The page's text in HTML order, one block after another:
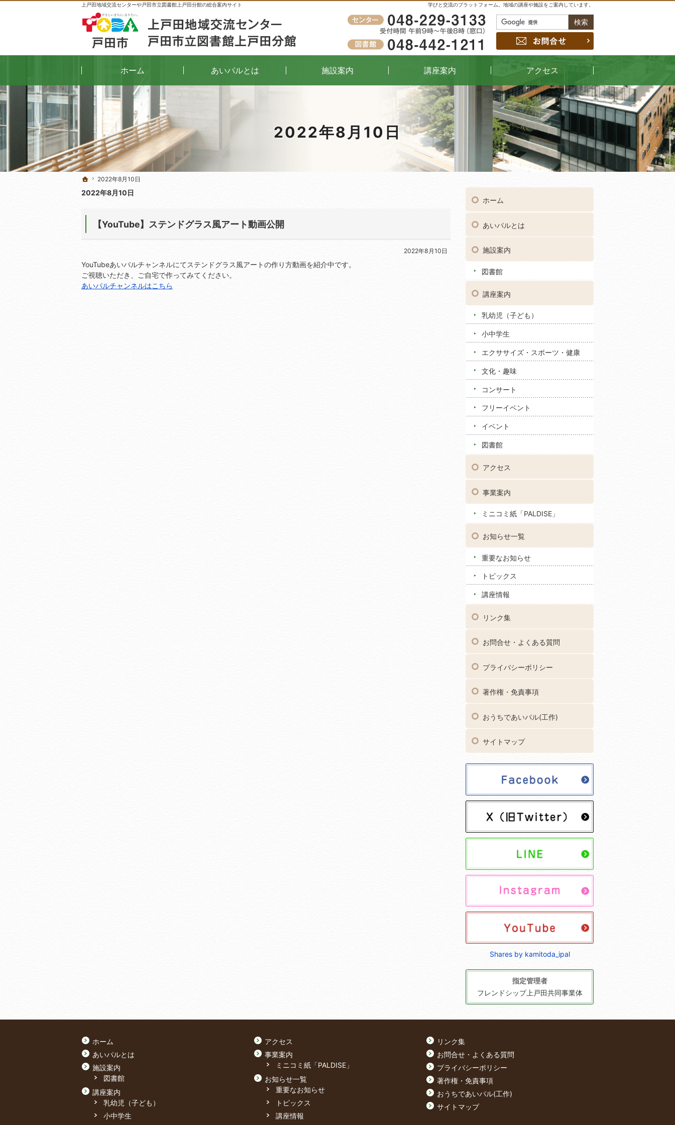
2022年8月10日
学びと交流のプラットフォーム。地域の講座や施設をご案内しています。
上戸田地域交流センターや戸田市立図書館上戸田分館の総合案内サイト
ホーム
2022年8月10日
2022年8月10日
【YouTube】ステンドグラス風アート動画公開
2022年8月10日
YouTubeあいパルチャンネルにてステンドグラス風アートの作り方動画を紹介中です。
ご視聴いただき、ご自宅で作ってみてください。
あいパルチャンネルはこちら
ホーム
あいパルとは
施設案内
図書館
講座案内
乳幼児（子ども）
小中学生
エクササイズ・スポーツ・健康
文化・趣味
コンサート
フリーイベント
イベント
図書館
アクセス
事業案内
ミニコミ紙「PALDISE」
お知らせ一覧
重要なお知らせ
トピックス
講座情報
リンク集
お問合せ・よくある質問
プライバシーポリシー
著作権・免責事項
おうちであいパル(工作)
サイトマップ
Shares by kamitoda_ipal
指定管理者
フレンドシップ上戸田共同事業体
ホーム
2022年8月10日
048-229-3133
受付時間
午前9時～午後8時（窓口）
048-442-1211
ホーム あいパルとは 施設案内 講座案内 アクセス
ホーム
あいパルとは
施設案内
図書館
講座案内
乳幼児（子ども）
小中学生
アクセス
事業案内
ミニコミ紙「PALDISE」
お知らせ一覧
重要なお知らせ
トピックス
講座情報
リンク集
お問合せ・よくある質問
プライバシーポリシー
著作権・免責事項
おうちであいパル(工作)
サイトマップ